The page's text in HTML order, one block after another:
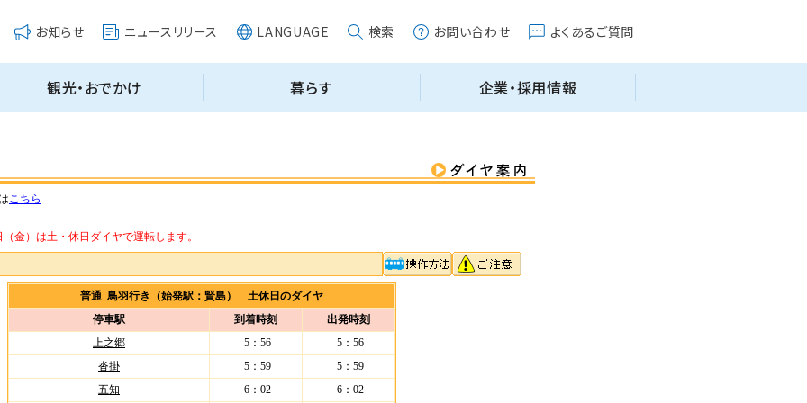
こちら
金）は土・休日ダイヤで運転します。
普通 鳥羽行き（始発駅：賢島） 土休日のダイヤ
停車駅
到着時刻
出発時刻
上之郷
5：56
5：56
沓掛
5：59
5：59
五知
6：02 6：02